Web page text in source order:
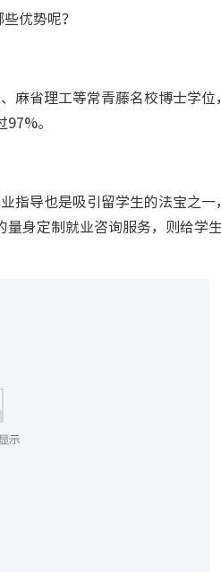
优势呢？
麻省理工等常青藤名校博士学
。
指导也是吸引留学生的法宝之
身定制就业咨询服务，则给学